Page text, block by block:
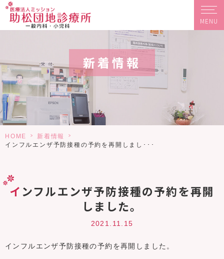
MENU
新着情報
HOME > 新着情報
>
インフルエンザ予防接種の予約を再開しまし･･･
インフルエンザ予防接種の予約を再開
しました。
2021.11.15
インフルエンザ予防接種の予約を再開しました。